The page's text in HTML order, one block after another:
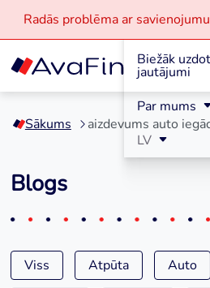
Skip
content
Radās problēma ar Reģistrācija
Biežāk
jautājumi
Par mums
LV
Sākums aizdevums auto
Blogs
Viss Atpūta Auto